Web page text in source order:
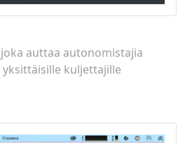
auttaa autonomistajia
kuljettajille